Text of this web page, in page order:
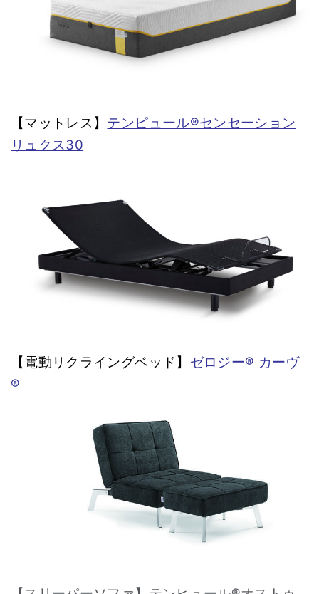
【マットレス】 テンピュール®センセーション
リュクス30
【電動リクライングベッド】 ゼロジー® カーヴ
®